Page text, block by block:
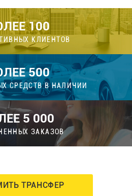
100
КЛИЕНТОВ
500
СРЕДСТВ В НАЛИЧИИ
5 000
ЗАКАЗОВ
ТРАНСФЕР